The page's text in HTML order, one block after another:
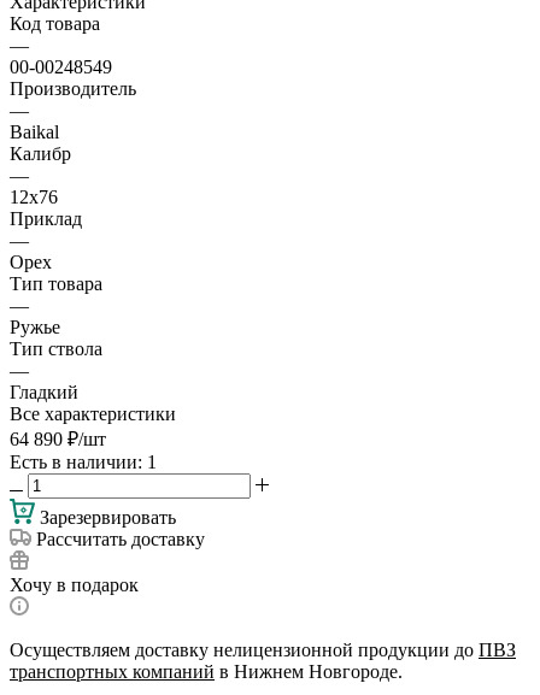
Код товара
—
00-00248549
Производитель
—
Baikal
Калибр
—
12х76
Приклад
—
Орех
Тип товара
—
Ружье
Тип ствола
—
Гладкий
Все характеристики
64 890 ₽/шт
Есть в наличии: 1
Зарезервировать
Рассчитать доставку
Хочу в подарок
Осуществляем доставку нелицензионной продукции до ПВЗ
транспортных компаний в Нижнем Новгороде.